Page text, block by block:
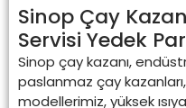
Sinop Çay
Servisi Yedek
Sinop çay kazanı,
paslanmaz çay
modellerimiz, yüksek